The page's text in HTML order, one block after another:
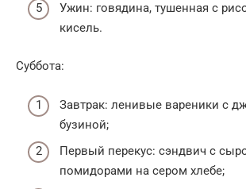
Ужин: говядина, тушенная с
кисель.
Суббота:
Завтрак: ленивые вареники с
бузиной;
Первый перекус: сэндвич с
помидорами на сером хлебе;